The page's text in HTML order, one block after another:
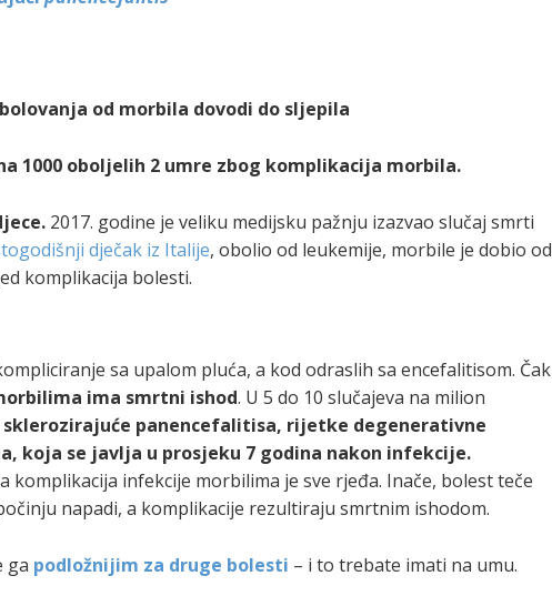
od morbila dovodi do sljepila
1000 oboljelih 2 umre zbog komplikacija morbila.
2017. godine je veliku medijsku pažnju izazvao slučaj smrti
dječak iz Italije, obolio od leukemije, morbile je dobio od
komplikacija bolesti.
sa upalom pluća, a kod odraslih sa encefalitisom. Čak
ima smrtni ishod. U 5 do 10 slučajeva na milion
panencefalitisa, rijetke degenerativne
koja se javlja u prosjeku 7 godina nakon infekcije.
komplikacija infekcije morbilima je sve rjeđa. Inače, bolest teče
napadi, a komplikacije rezultiraju smrtnim ishodom.
ga podložnijim za druge bolesti – i to trebate imati na umu.